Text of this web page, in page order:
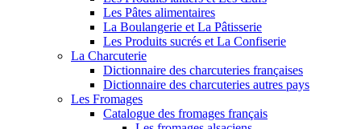
Les Pâtes alimentaires
La Boulangerie et La Pâtisserie
Les Produits sucrés et La Confiserie
La Charcuterie
Dictionnaire des charcuteries françaises
Dictionnaire des charcuteries autres pays
Les Fromages
Catalogue des fromages français